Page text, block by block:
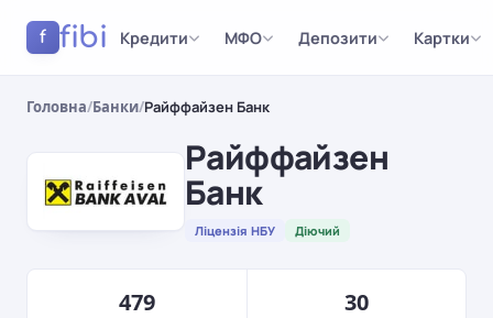
f fibi Кредити МФО Депозити Картки
Головна/Банки/Райффайзен Банк
Райффайзен
Банк
Ліцензія НБУ Діючий
479 30